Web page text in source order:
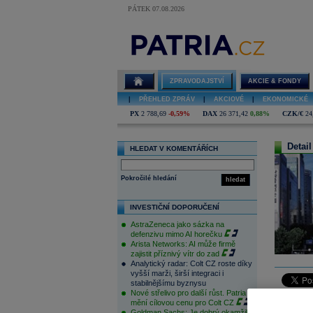
PÁTEK 07.08.2026
ZPRAVODAJSTVÍ AKCIE & FONDY
PŘEHLED ZPRÁV AKCIOVÉ EKONOMICKÉ
PX 2 788,69 -0,59% DAX 26 371,42 0,88% CZK/€
HLEDAT V KOMENTÁŘÍCH
hledat
Pokročilé hledání
INVESTIČNÍ DOPORUČENÍ
AstraZeneca jako sázka na
defenzivu mimo AI horečku
Arista Networks: AI může firmě
zajistit příznivý vítr do zad
Analytický radar: Colt CZ roste díky
vyšší marži, širší integraci i
stabilnějšímu byznysu
Nové střelivo pro další růst. Patria
mění cílovou cenu pro Colt CZ